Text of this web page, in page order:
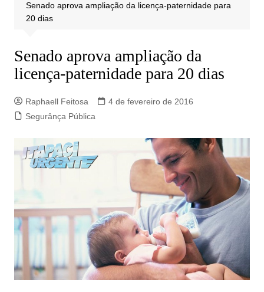
Senado aprova ampliação da licença-paternidade para
20 dias
Senado aprova ampliação da
licença-paternidade para 20 dias
Raphaell Feitosa
4 de fevereiro de 2016
Segurânça Pública